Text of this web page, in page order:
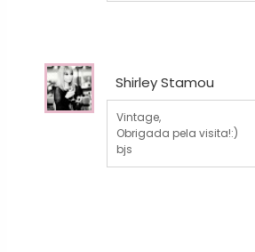
Shirley Stamou
Vintage,
Obrigada pela visita!:)
bjs